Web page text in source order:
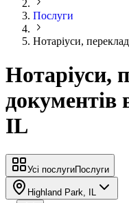
Послуги
Нотаріуси,
Нотаріуси,
документів
IL
Усі послугиПослуги
Highland Park, IL